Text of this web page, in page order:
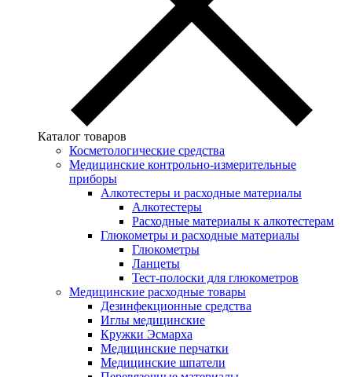
Каталог товаров
Косметологические средства
Медицинские контрольно-измерительные
приборы
Алкотестеры и расходные материалы
Алкотестеры
Расходные материалы к алкотестерам
Глюкометры и расходные материалы
Глюкометры
Ланцеты
Тест-полоски для глюкометров
Медицинские расходные товары
Дезинфекционные средства
Иглы медицинские
Кружки Эсмарха
Медицинские перчатки
Медицинские шпатели